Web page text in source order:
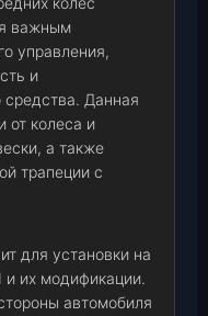
важным
управления,
и
средства. Данная
от колеса и
а также
трапеции с
для установки на
их модификации.
автомобиля